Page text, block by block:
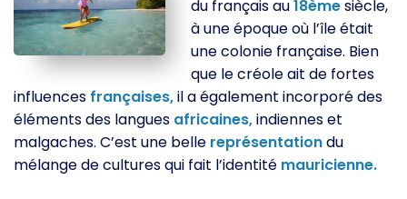
du français au18èmesiècle,
à une époque où l’île était
une colonie française. Bien
que le créole ait de fortes
influences françaises,il a également incorporé des
éléments des langues africaines,indiennes et
malgaches. C’est une belle représentationdu
mélange de cultures qui fait l’identité mauricienne.